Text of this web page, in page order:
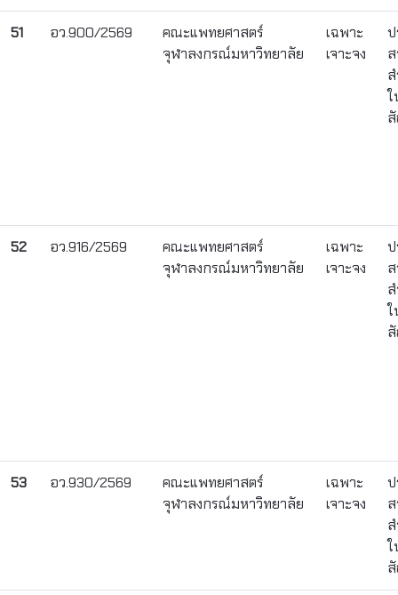
51 อว.900/2569
คณะแพทยศาสตร์
จุฬาลงกรณ์มหาวิทยาลัย
เฉพาะ
เจาะจง
52 อว.916/2569
คณะแพทยศาสตร์
จุฬาลงกรณ์มหาวิทยาลัย
เฉพาะ
เจาะจง
53 อว.930/2569
คณะแพทยศาสตร์
จุฬาลงกรณ์มหาวิทยาลัย
เฉพาะ
เจาะจง